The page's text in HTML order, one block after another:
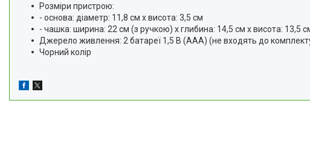
Розміри пристрою:
- основа: діаметр: 11,8 см х висота: 3,5 см
- чашка: ширина: 22 см (з ручкою) х глибина: 14,5 см х висота: 13,5
Джерело живлення: 2 батареї 1,5 В (ААА) (не входять до
Чорний колір